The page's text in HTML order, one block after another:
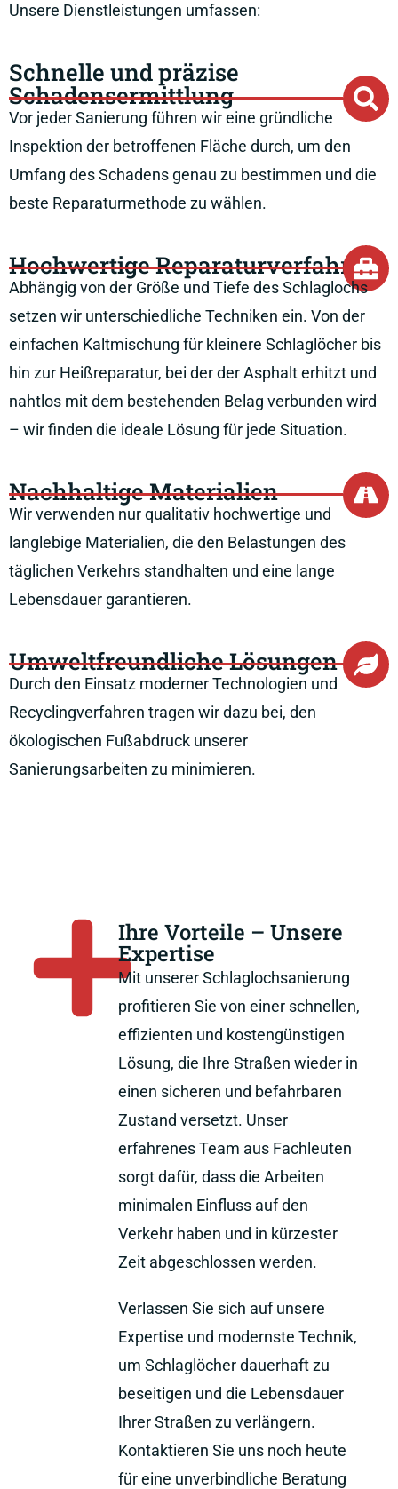
Unsere Dienstleistungen umfassen:
Schnelle und präzise
Schadensermittlung
Vor jeder Sanierung führen wir eine gründliche
Inspektion der betroffenen Fläche durch, um den
Umfang des Schadens genau zu bestimmen und die
beste Reparaturmethode zu wählen.
Hochwertige Reparaturverfahren
Abhängig von der Größe und Tiefe des Schlaglochs
setzen wir unterschiedliche Techniken ein. Von der
einfachen Kaltmischung für kleinere Schlaglöcher bis
hin zur Heißreparatur, bei der der Asphalt erhitzt und
nahtlos mit dem bestehenden Belag verbunden wird
– wir finden die ideale Lösung für jede Situation.
Nachhaltige Materialien
Wir verwenden nur qualitativ hochwertige und
langlebige Materialien, die den Belastungen des
täglichen Verkehrs standhalten und eine lange
Lebensdauer garantieren.
Umweltfreundliche Lösungen
Durch den Einsatz moderner Technologien und
Recyclingverfahren tragen wir dazu bei, den
ökologischen Fußabdruck unserer
Sanierungsarbeiten zu minimieren.
Ihre Vorteile – Unsere
Expertise
Mit unserer Schlaglochsanierung
profitieren Sie von einer schnellen,
effizienten und kostengünstigen
Lösung, die Ihre Straßen wieder in
einen sicheren und befahrbaren
Zustand versetzt. Unser
erfahrenes Team aus Fachleuten
sorgt dafür, dass die Arbeiten
minimalen Einfluss auf den
Verkehr haben und in kürzester
Zeit abgeschlossen werden.
Verlassen Sie sich auf unsere
Expertise und modernste Technik,
um Schlaglöcher dauerhaft zu
beseitigen und die Lebensdauer
Ihrer Straßen zu verlängern.
Kontaktieren Sie uns noch heute
für eine unverbindliche Beratung